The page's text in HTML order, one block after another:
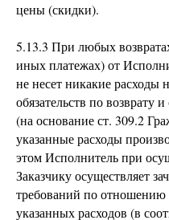
цены (скидки).
5.13.3 При любых
иных платежах) от
не несет никакие расходы
обязательств по
(на основание ст. 309.2
указанные расходы
этом Исполнитель при
Заказчику осуществляет
требований по отношению
указанных расходов (в